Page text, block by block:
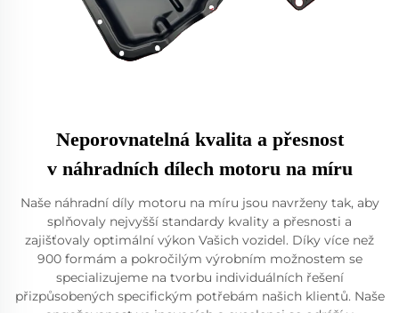
Neporovnatelná kvalita a přesnost
v náhradních dílech motoru na míru
Naše náhradní díly motoru na míru jsou navrženy tak, aby
splňovaly nejvyšší standardy kvality a přesnosti a
zajišťovaly optimální výkon Vašich vozidel. Díky více než
900 formám a pokročilým výrobním možnostem se
specializujeme na tvorbu individuálních řešení
přizpůsobených specifickým potřebám našich klientů. Naše